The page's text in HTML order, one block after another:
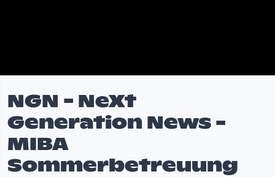
NGN - NeXt
Generation News -
MIBA
Sommerbetreuung